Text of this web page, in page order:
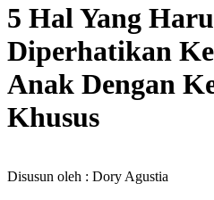
5 Hal Yang
Diperhatikan
Anak Dengan
Khusus
Disusun oleh : Dory Agustia